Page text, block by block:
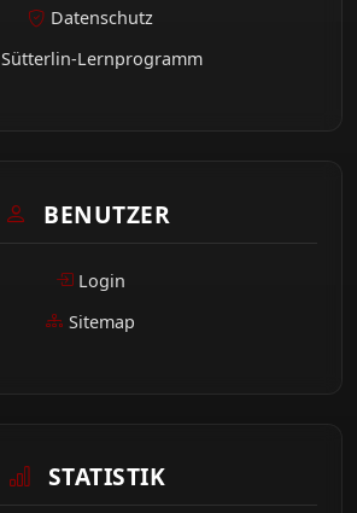
Datenschutz
Sütterlin-Lernprogramm
BENUTZER
Login
Sitemap
STATISTIK